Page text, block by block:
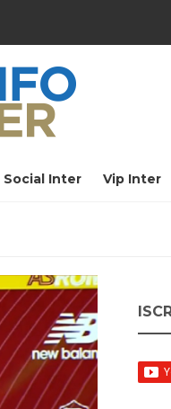
Social Inter Vip Inter